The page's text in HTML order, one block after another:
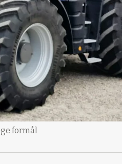
formål